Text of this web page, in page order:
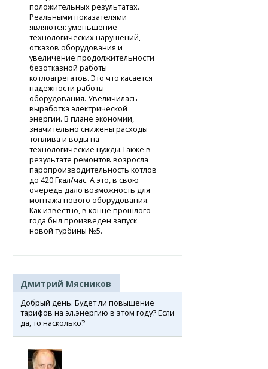
положительных результатах.
Реальными показателями
являются: уменьшение
технологических нарушений,
отказов оборудования и
увеличение продолжительности
безотказной работы
котлоагрегатов. Это что касается
надежности работы
оборудования. Увеличилась
выработка электрической
энергии. В плане экономии,
значительно снижены расходы
топлива и воды на
технологические нужды.Также в
результате ремонтов возросла
паропроизводительность котлов
до 420 Гкал/час. А это, в свою
очередь дало возможность для
монтажа нового оборудования.
Как известно, в конце прошлого
года был произведен запуск
новой турбины №5.
Дмитрий Мясников
Добрый день. Будет ли повышение
тарифов на эл.энергию в этом году? Если
да, то насколько?